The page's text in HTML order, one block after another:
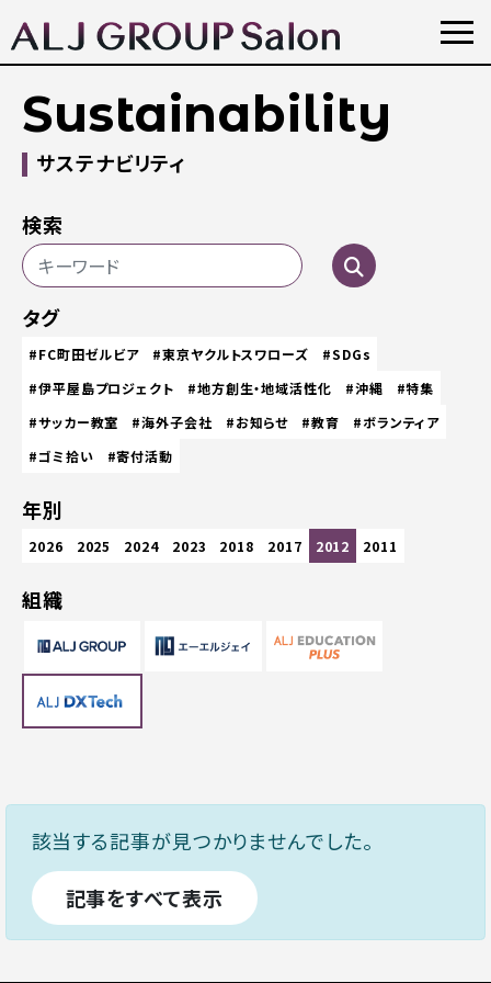
Sustainability
サステナビリティ
検索
タグ
#FC町田ゼルビア #東京ヤクルトスワローズ
#SDGs
#伊平屋島プロジェクト
#地方創生・地域活性化 #沖縄
#特集
#サッカー教室
#海外子会社 #お知らせ #教育
#ボランティア
#ゴミ拾い
#寄付活動
年別
2026 2025 2024 2023 2018 2017 2012 2011
組織
該当する記事が見つかりませんでした。
記事をすべて表示